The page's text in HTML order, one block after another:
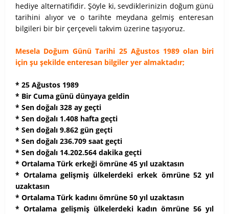
hediye alternatifidir. Şöyle ki, sevdiklerinizin doğum günü
tarihini alıyor ve o tarihte meydana gelmiş enteresan
bilgileri bir bir çerçeveli takvim üzerine taşıyoruz.
Mesela Doğum Günü Tarihi 25 Ağustos 1989 olan biri
için şu şekilde enteresan bilgiler yer almaktadır;
* 25 Ağustos 1989
* Bir Cuma günü dünyaya geldin
* Sen doğalı 328 ay geçti
* Sen doğalı 1.408 hafta geçti
* Sen doğalı 9.862 gün geçti
* Sen doğalı 236.709 saat geçti
* Sen doğalı 14.202.564 dakika geçti
* Ortalama Türk erkeği ömrüne 45 yıl uzaktasın
* Ortalama gelişmiş ülkelerdeki erkek ömrüne 52 yıl
uzaktasın
* Ortalama Türk kadını ömrüne 50 yıl uzaktasın
* Ortalama gelişmiş ülkelerdeki kadın ömrüne 56 yıl